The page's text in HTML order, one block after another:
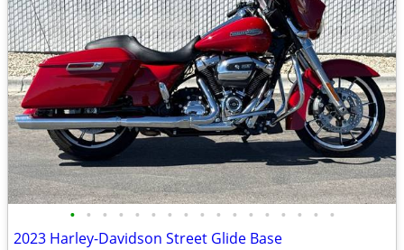
• • • • • • • • • • • • • • • • •
2023 Harley-Davidson Street Glide Base